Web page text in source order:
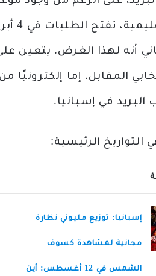
أنه لهذا الغرض،
المقابل، إما
في إسبانيا.
التواريخ الرئيسية:
إسبانيا: توزيع مليوني نظارة
مجانية لمشاهدة كسوف
الشمس في 12 أغسطس: أين